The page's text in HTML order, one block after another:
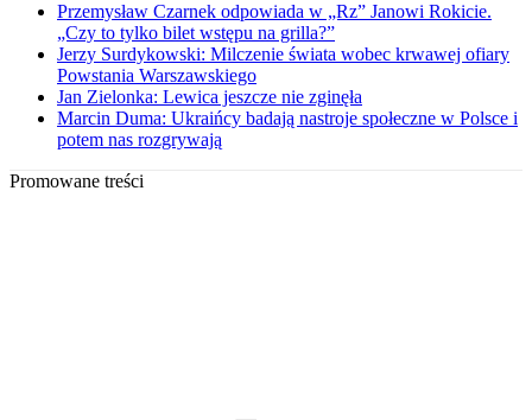
Przemysław Czarnek odpowiada w „Rz” Janowi Rokicie.
„Czy to tylko bilet wstępu na grilla?”
Jerzy Surdykowski: Milczenie świata wobec krwawej ofiary
Powstania Warszawskiego
Jan Zielonka: Lewica jeszcze nie zginęła
Marcin Duma: Ukraińcy badają nastroje społeczne w Polsce i
potem nas rozgrywają
Promowane treści